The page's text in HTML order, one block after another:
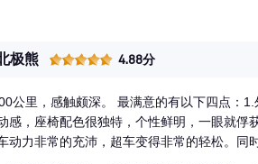
极熊 4.88分
公里，感触颇深。 最满意的有以下四点：
感，座椅配色很独特，个性鲜明，一眼就
动力非常的充沛，超车变得非常的轻松。同